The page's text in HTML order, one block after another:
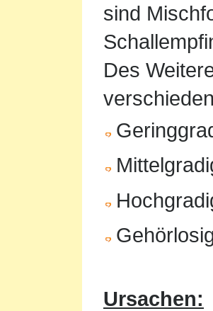
sind
Des
Ursachen: